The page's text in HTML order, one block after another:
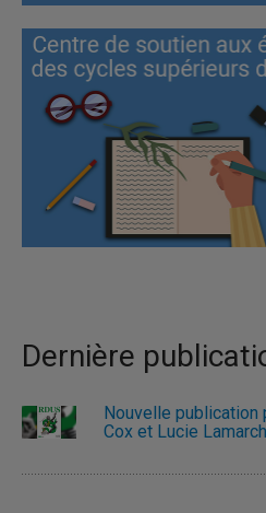
Dernière
Nouvelle publication
Cox et Lucie